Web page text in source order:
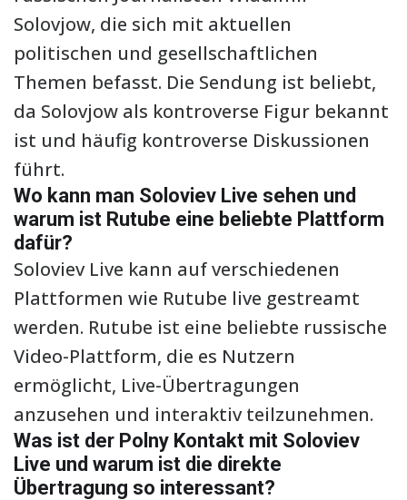
Solovjow, die sich mit aktuellen
politischen und gesellschaftlichen
Themen befasst. Die Sendung ist beliebt,
da Solovjow als kontroverse Figur bekannt
ist und häufig kontroverse Diskussionen
führt.
Wo kann man Soloviev Live sehen und
warum ist Rutube eine beliebte Plattform
dafür?
Soloviev Live kann auf verschiedenen
Plattformen wie Rutube live gestreamt
werden. Rutube ist eine beliebte russische
Video-Plattform, die es Nutzern
ermöglicht, Live-Übertragungen
anzusehen und interaktiv teilzunehmen.
Was ist der Polny Kontakt mit Soloviev
Live und warum ist die direkte
Übertragung so interessant?